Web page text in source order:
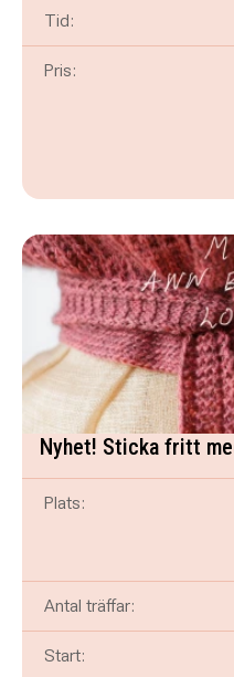
Tid:
Pris:
Nyhet! Sticka fritt
Plats:
Antal träffar:
Start: